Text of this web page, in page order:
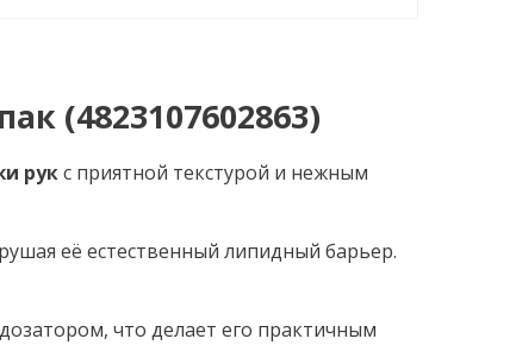
(4823107602863)
рукс приятной текстурой и нежным
её естественный липидный барьер.
что делает его практичным